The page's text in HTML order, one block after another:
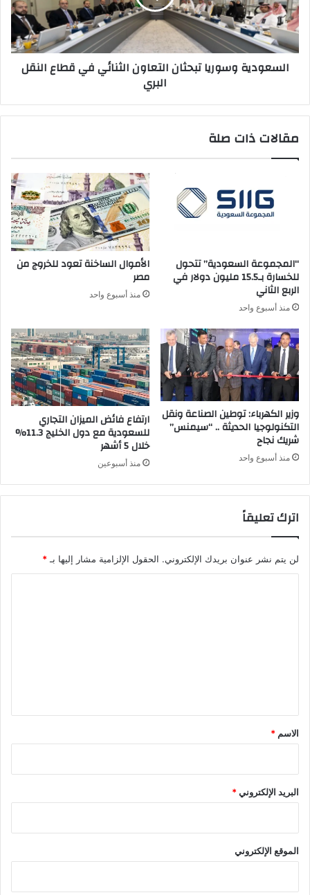
في
قطاع
النقل
البري
السعودية وسوريا تبحثان التعاون الثنائي في قطاع النقل
البري
مقالات ذات صلة
“المجموعة السعودية” تتحول
للخسارة بـ15.5 مليون دولار في
الربع الثاني
منذ أسبوع واحد
الأموال الساخنة تعود للخروج من
مصر
منذ أسبوع واحد
وزير الكهرباء: توطين الصناعة ونقل
التكنولوجيا الحديثة .. “سيمنس”
شريك نجاح
منذ أسبوع واحد
ارتفاع فائض الميزان التجاري
للسعودية مع دول الخليج 11.3%
خلال 5 أشهر
منذ أسبوعين
اترك تعليقاً
لن يتم نشر عنوان بريدك الإلكتروني. الحقول الإلزامية مشار إليها بـ *
*
الاسم *
البريد الإلكتروني*
الموقع الإلكتروني